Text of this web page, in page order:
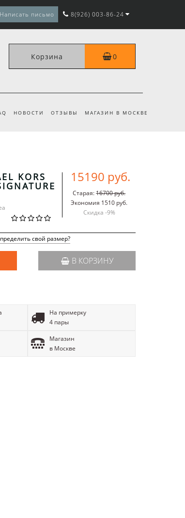
Написать письмо 8(926) 003-86-24
Корзина 0
НОВОСТИ ОТЗЫВЫ МАГАЗИН В МОСКВЕ
KORS 15190 руб.
Старая:16700 руб.
Экономия 1510 руб.
Скидка -9%
свой размер?
В КОРЗИНУ
На примерку
4 пары
Магазин
в Москве